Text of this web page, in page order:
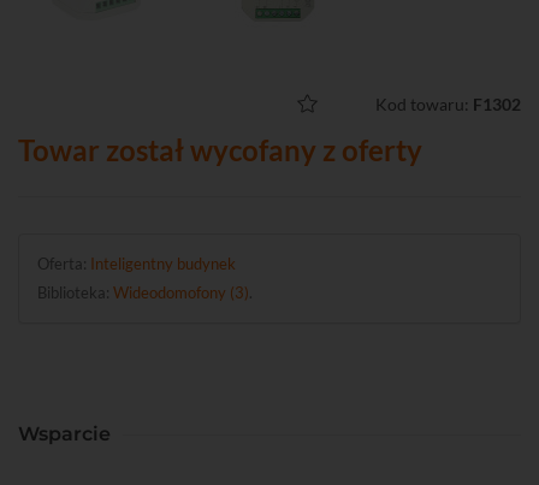
Kod towaru: F1302
Towar został wycofany z oferty
Oferta: Inteligentny budynek
Biblioteka: Wideodomofony (3)
Wsparcie